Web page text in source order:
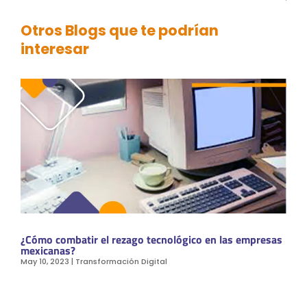
Otros Blogs que te podrían
interesar
¿Cómo combatir el rezago tecnológico en las empresas
mexicanas?
May 10, 2023 | Transformación Digital